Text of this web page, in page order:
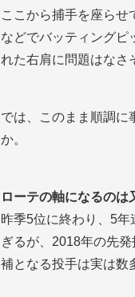
ここから捕手を座らせ
などでバッティングピ
れた右肩に問題はなさ
では、このまま順調に
か。
ローテの軸になるの
昨季5位に終わり、5
ぎるが、2018年の先
補となる投手は実は数